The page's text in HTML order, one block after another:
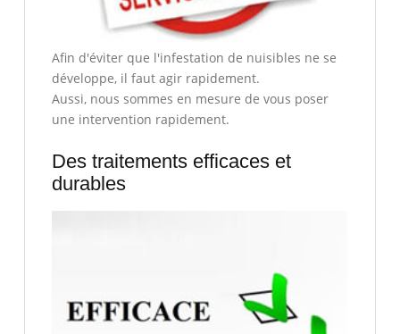
Afin d'éviter que l'infestation de nuisibles ne se
développe, il faut agir rapidement.
Aussi, nous sommes en mesure de vous poser
une intervention rapidement.
Des traitements efficaces et
durables